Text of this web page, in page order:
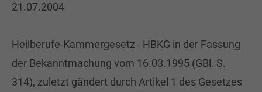
21.07.2004
Heilberufe-Kammergesetz - HBKG in der Fassung
der Bekanntmachung vom 16.03.1995 (GBl. S.
314), zuletzt gändert durch Artikel 1 des Gesetzes